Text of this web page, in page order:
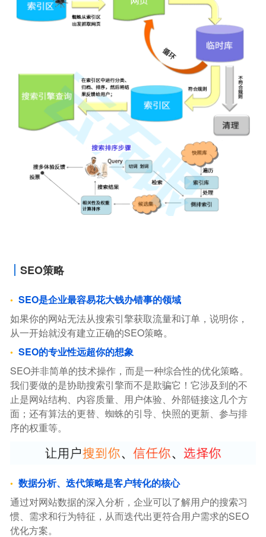
SEO策略
SEO是企业最容易花大钱办错事的领域
如果你的网站无法从搜索引擎获取流量和订单，说明你，
从一开始就没有建立正确的SEO策略。
SEO的专业性远超你的想象
SEO并非简单的技术操作，而是一种综合性的优化策略。
我们要做的是协助搜索引擎而不是欺骗它！它涉及到的不
止是网站结构、内容质量、用户体验、外部链接这几个方
面；还有算法的更替、蜘蛛的引导、快照的更新、参与排
序的权重等。
数据分析、迭代策略是客户转化的核心
通过对网站数据的深入分析，企业可以了解用户的搜索习
惯、需求和行为特征，从而迭代出更符合用户需求的SEO
优化方案。